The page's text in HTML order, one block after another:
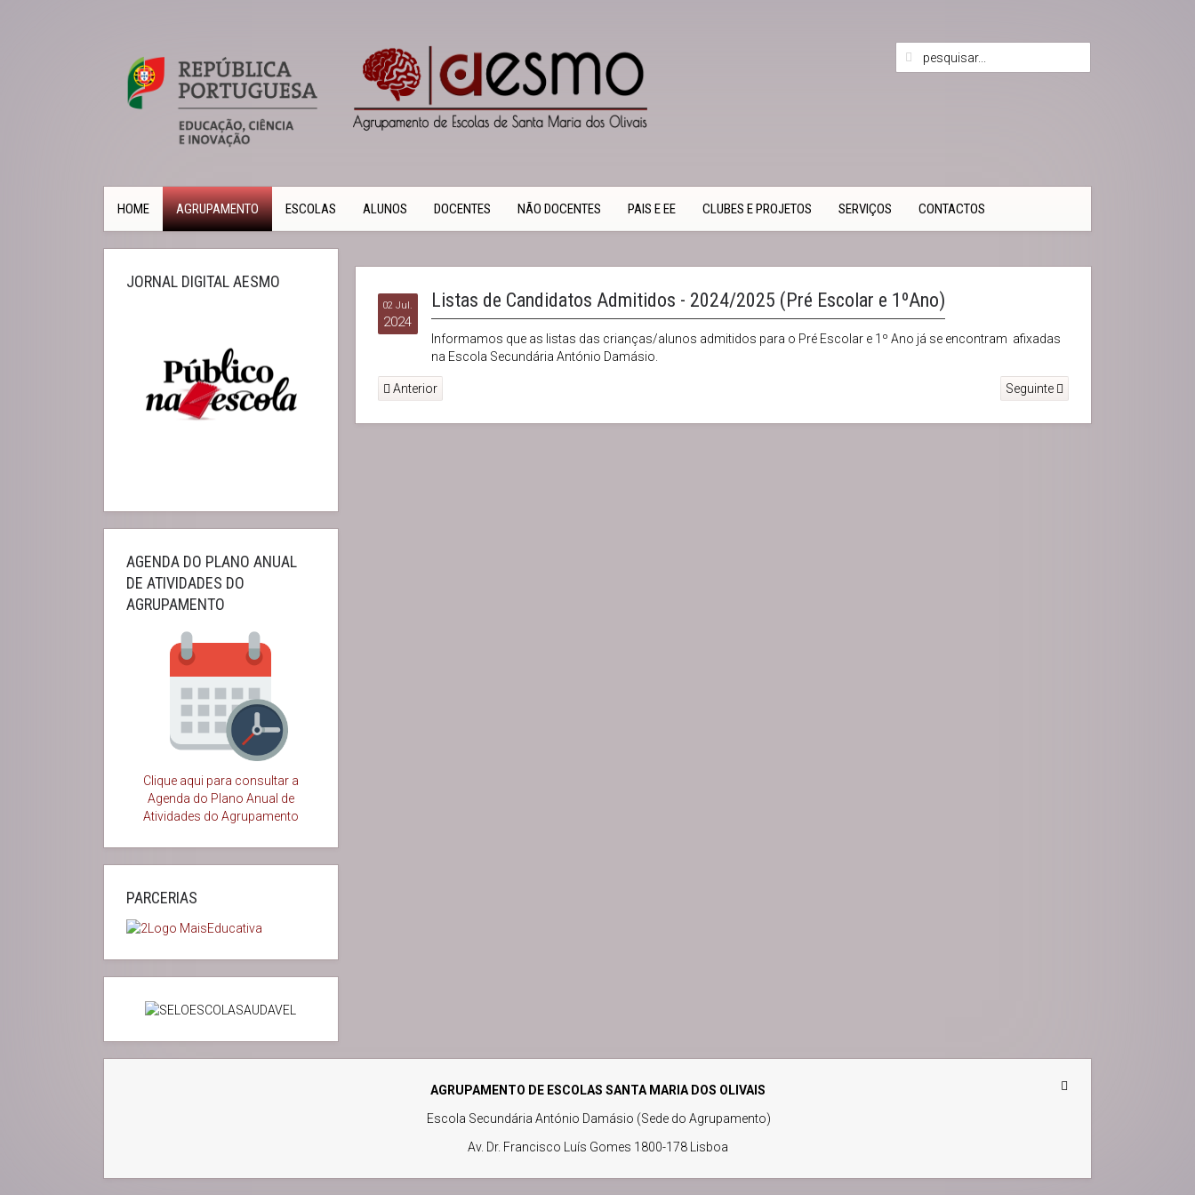
HOME AGRUPAMENTO ESCOLAS ALUNOS DOCENTES NÃO DOCENTES PAIS E EE CLUBES E PROJETOS SERVIÇOS CONTACTOS
02 Jul.
2024
Listas de Candidatos Admitidos - 2024/2025 (Pré Escolar e 1ºAno)
Informamos que as listas das crianças/alunos admitidos para o Pré Escolar e 1º Ano já se encontram afixadas
na Escola Secundária António Damásio.
Anterior Seguinte
JORNAL DIGITAL AESMO
AGENDA DO PLANO ANUAL
DE ATIVIDADES DO
AGRUPAMENTO
Clique aqui para consultar a
Agenda do Plano Anual de
Atividades do Agrupamento
PARCERIAS
AGRUPAMENTO DE ESCOLAS SANTA MARIA DOS OLIVAIS
Escola Secundária António Damásio (Sede do Agrupamento)
Av. Dr. Francisco Luís Gomes 1800-178 Lisboa